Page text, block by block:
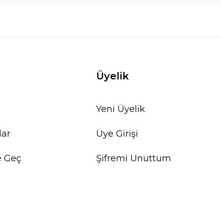
Geç
Üyelik
Yeni Üyelik
Üye Girişi
Şifremi Unuttum